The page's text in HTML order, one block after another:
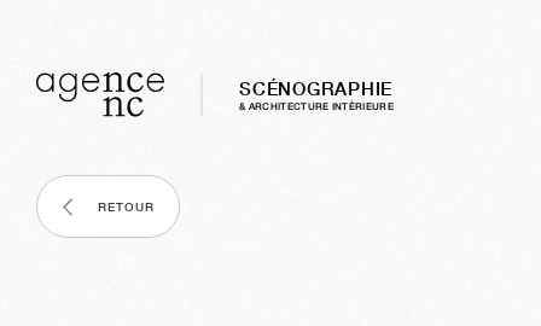
SCÉNOGRAPHIE
& ARCHITECTURE INTÈRIEURE
RETOUR